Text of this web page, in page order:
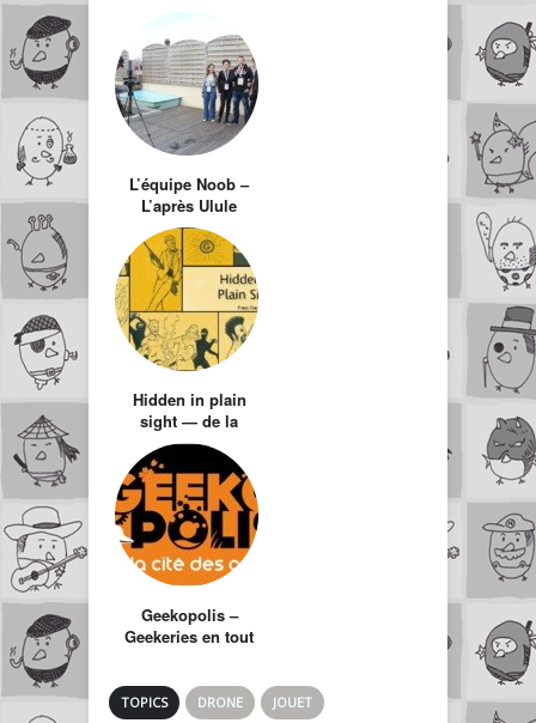
sources !
L’équipe Noob –
L’après Ulule
Hidden in plain
sight — de la
parano jouissive !
Geekopolis –
Geekeries en tout
TOPICS DRONE JOUET